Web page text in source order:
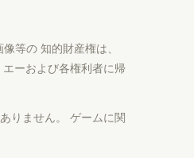
等の 知的財産権は、
ーおよび各権利者に帰
りません。 ゲームに関